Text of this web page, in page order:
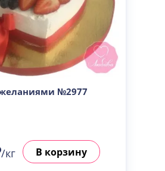
№2977
/кг В корзину